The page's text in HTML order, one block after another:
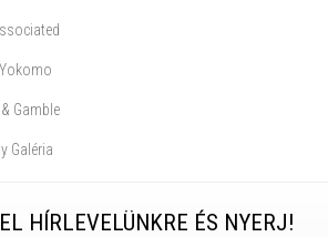
Gamble
Galéria
HÍRLEVELÜNKRE ÉS NYERJ!